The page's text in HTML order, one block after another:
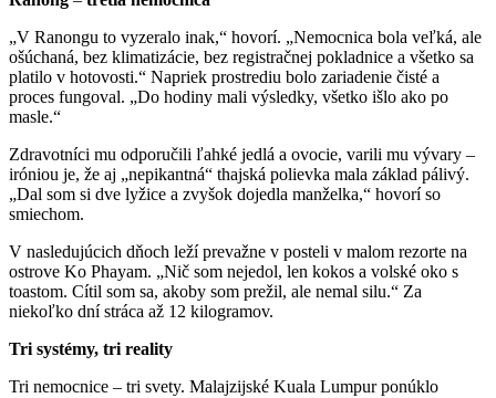
„V Ranongu to vyzeralo inak,“ hovorí. „Nemocnica bola veľká, ale
ošúchaná, bez klimatizácie, bez registračnej pokladnice a všetko sa
platilo v hotovosti.“ Napriek prostrediu bolo zariadenie čisté a
proces fungoval. „Do hodiny mali výsledky, všetko išlo ako po
masle.“
Zdravotníci mu odporučili ľahké jedlá a ovocie, varili mu vývary –
iróniou je, že aj „nepikantná“ thajská polievka mala základ pálivý.
„Dal som si dve lyžice a zvyšok dojedla manželka,“ hovorí so
smiechom.
V nasledujúcich dňoch leží prevažne v posteli v malom rezorte na
ostrove Ko Phayam. „Nič som nejedol, len kokos a volské oko s
toastom. Cítil som sa, akoby som prežil, ale nemal silu.“ Za
niekoľko dní stráca až 12 kilogramov.
Tri systémy, tri reality
Tri nemocnice – tri svety. Malajzijské Kuala Lumpur ponúklo